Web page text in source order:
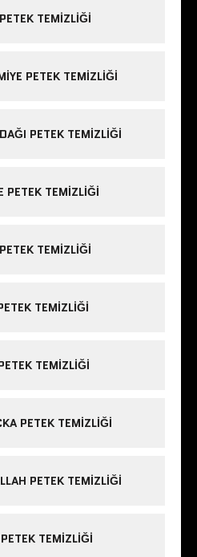
TEMIZLIĞI
PETEK TEMIZLIĞI
PETEK TEMIZLIĞI
PETEK TEMIZLIĞI
TEMIZLIĞI
TEMIZLIĞI
TEMIZLIĞI
PETEK TEMIZLIĞI
PETEK TEMIZLIĞI
TEMIZLIĞI